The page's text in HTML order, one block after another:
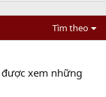
Tìm theo
xem những